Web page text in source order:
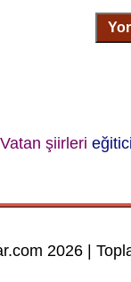
Vatan şiirleri
2026 |